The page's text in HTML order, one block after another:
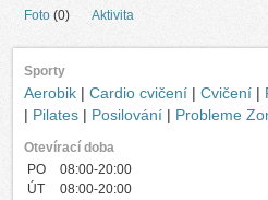
Foto (0) Aktivita
Sporty
Aerobik | Cardio cvičení | Cvičení |
| Pilates | Posilování | Probleme
Otevírací doba
PO
08:00-20:00
ÚT
08:00-20:00